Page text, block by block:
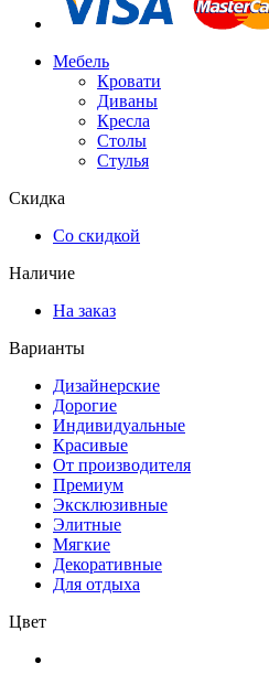
Мебель
Кровати
Диваны
Кресла
Столы
Стулья
Скидка
Со скидкой
Наличие
На заказ
Варианты
Дизайнерские
Дорогие
Индивидуальные
Красивые
От производителя
Премиум
Эксклюзивные
Элитные
Мягкие
Декоративные
Для отдыха
Цвет